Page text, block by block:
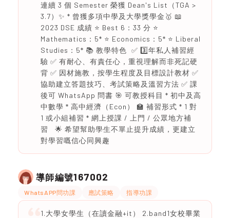
連續 3 個 Semester 榮獲 Dean's List（TGA >
3.7）✨ * 曾獲多項中學及大學獎學金🥇 📖
2023 DSE 成績 ⭐ Best 6：33 分 ⭐
Mathematics：5* ⭐ Economics：5* ⭐ Liberal
Studies：5* 📚 教學特色 ✅ 3️⃣年私人補習經
驗 ✅ 有耐心、有責任心，重視理解而非死記硬
背 ✅ 因材施教，按學生程度及目標設計教材 ✅
協助建立答題技巧、考試策略及溫習方法 ✅ 課
後可 WhatsApp 問書 🎯 可教授科目 * 初中及高
中數學 * 高中經濟（Econ） 🏫 補習形式 * 1 對
1 或小組補習 * 網上授課 / 上門 / 公眾地方補
習 🌟 希望幫助學生不單止提升成績，更建立
對學習嘅信心同興趣
導師編號167002
WhatsAPP問功課 應試策略 指導功課
1.大學女學生（在讀金融+it） 2.band1女校畢業